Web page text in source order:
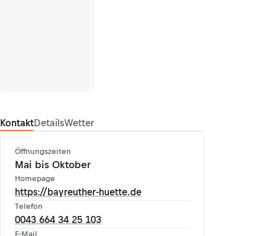
KontaktDetailsWetter
Öffnungszeiten
Mai bis Oktober
Homepage
https://bayreuther-huette.de
Telefon
0043 664 34 25 103
E-Mail